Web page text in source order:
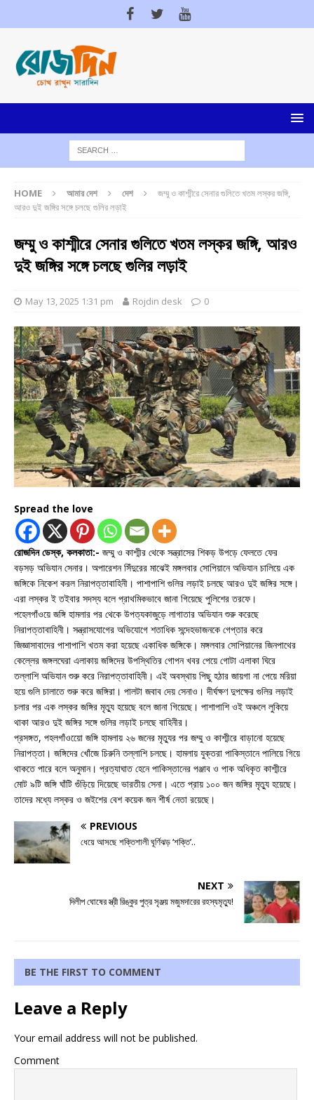
HOME আমার দেশ দেশ
জম্মু ও কাশ্মীরে সেনার গুলিতে খতম লস্কর জঙ্গি,
আরও দুই জঙ্গির সঙ্গে চলছে গুলির লড়াই
জম্মু ও কাশ্মীরে সেনার গুলিতে খতম লস্কর জঙ্গি, আরও
দুই জঙ্গির সঙ্গে চলছে গুলির লড়াই
May 13, 2025 1:31 pm Rojdin desk 0
Spread the love
রোজদিন ডেস্ক, কলকাতা:- জম্মু ও কাশ্মীর থেকে সন্ত্রাসের শিকড় উপড়ে ফেলতে ফের
বড়সড় অভিযান সেনার। অপারেশন সিঁদুরের মাঝেই মঙ্গলবার সোপিয়ানে অভিযান চালিয়ে এক
জঙ্গিকে নিকেশ করল নিরাপত্তাবাহিনী। পাশাপাশি গুলির লড়াই চলছে আরও দুই জঙ্গির সঙ্গে।
এরা লস্কর ই তইবার সদস্য বলে প্রাথমিকভাবে জানা গিয়েছে পুলিশের তরফে।
পহেলগাঁওয়ে জঙ্গি হামলার পর থেকে উপত্যকাজুড়ে লাগাতার অভিযান শুরু করেছে
নিরাপত্তাবাহিনী। সন্ত্রাসযোগের অভিযোগে শতাধিক সন্দেহভাজনকে গেপ্তার করে
জিজ্ঞাসাবাদের পাশাপাশি খতম করা হয়েছে একাধিক জঙ্গিকে। মঙ্গলবার সোপিয়ানের জিনপাথের
কেল্লের জঙ্গলঘেরা এলাকায় জঙ্গিদের উপস্থিতির গোপন খবর পেয়ে গোটা এলাকা ঘিরে
তল্লাশি অভিযান শুরু করে নিরাপত্তাবাহিনী। এই অবস্থায় পিছু হঠার জায়গা না পেয়ে মরিয়া
হয়ে গুলি চালাতে শুরু করে জঙ্গিরা। পালটা জবাব দেয় সেনাও। দীর্ঘক্ষণ দুপক্ষের গুলির লড়াই
চলার পর এক লস্কর জঙ্গির মৃত্যু হয়েছে বলে জানা গিয়েছে। পাশাপাশি ওই অঞ্চলে লুকিয়ে
থাকা আরও দুই জঙ্গির সঙ্গে গুলির লড়াই চলছে বাহিনীর।
প্রসঙ্গত, পহলগাঁওয়েো জঙ্গি হামলায় ২৬ জনের মৃত্যুর পর জম্মু ও কাশ্মীরে বাড়ানো হয়েছে
নিরাপত্তা। জঙ্গিদের খোঁজে চিরুনি তল্লাশি চলছে। হামলায় যুক্তরা পাকিস্তানে পালিয়ে গিয়ে
থাকতে পারে বলে অনুমান। প্রত্যাঘাত হেনে পাকিস্তানের পঞ্জাব ও পাক অধিকৃত কাশ্মীরে
মোট ৯টি জঙ্গি ঘাঁটি গুঁড়িয়ে দিয়েছে ভারতীয় সেনা। এতে প্রায় ১০০ জন জঙ্গির মৃত্যু হয়েছে।
তাদের মধ্যে লস্কর ও জইশের বেশ কয়েক জন শীর্ষ নেতা রয়েছে।
PREVIOUS
ধেয়ে আসছে শক্তিশালী ঘূর্ণিঝড় ‘শক্তি’..
NEXT
দিলীপ ঘোষের স্ত্রী রিঙ্কুর পুত্র সৃঞ্জয় মজুমদারের রহস্যমৃত্যু!
BE THE FIRST TO COMMENT
Leave a Reply
Your email address will not be published.
Comment